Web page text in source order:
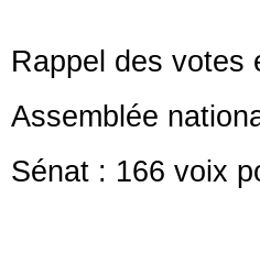
Rappel des votes
Assemblée
Sénat : 166 voix